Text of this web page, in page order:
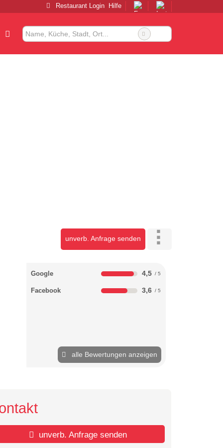
Restaurant Login Hilfe
unverb. Anfrage senden
Google 4,5
Facebook 3,6
alle Bewertungen anzeigen
unverb. Anfrage senden